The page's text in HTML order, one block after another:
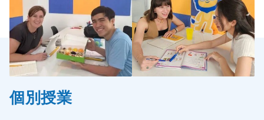
個別授業